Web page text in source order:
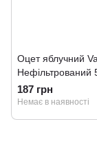
Оцет яблучний
Нефільтрований
187 грн
Немає в наявності